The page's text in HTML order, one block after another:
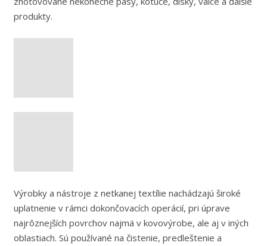
produkty.
Výrobky a nástroje z netkanej textílie nachádzajú široké
uplatnenie v rámci dokončovacích operácií, pri úprave
najrôznejších povrchov najmä v kovovýrobe, ale aj v iných
oblastiach. Sú používané na čistenie, predleštenie a